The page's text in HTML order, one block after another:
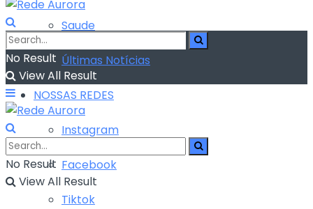
Saude
Últimas Notícias
NOSSAS REDES
Instagram
Facebook
Tiktok
No Result
View All Result
No Result
View All Result